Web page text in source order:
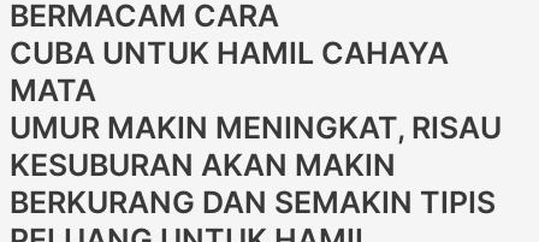
BERMACAM CARA
CUBA UNTUK HAMIL CAHAYA
MATA
UMUR MAKIN MENINGKAT, RISAU
KESUBURAN AKAN MAKIN
BERKURANG DAN SEMAKIN TIPIS